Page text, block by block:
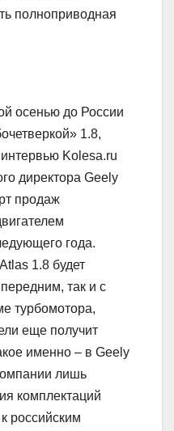
полноприводная
осенью до России
1.8,
интервью Kolesa.ru
директора Geely
продаж
года.
1.8 будет
так и с
турбомотора,
еще получит
именно – в Geely
лишь
комплектаций
российским